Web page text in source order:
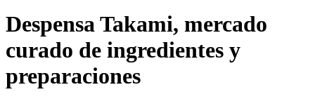
Despensa Takami, mercado
curado de ingredientes y
preparaciones